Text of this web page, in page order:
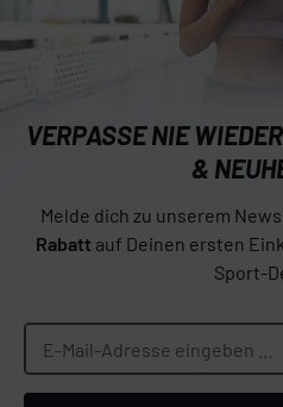
VERPASSE NIE
&
Melde dich zu unserem
Rabatt auf Deinen ersten
Sport-